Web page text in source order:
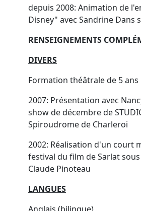
depuis 2008: Animation de
Disney" avec Sandrine Dans
RENSEIGNEMENTS
DIVERS
Formation théâtrale de 5 ans
2007: Présentation avec
show de décembre de
Spiroudrome de Charleroi
2002: Réalisation d'un court
festival du film de Sarlat
Claude Pinoteau
LANGUES